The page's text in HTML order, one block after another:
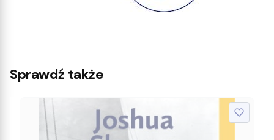
Sprawdź także